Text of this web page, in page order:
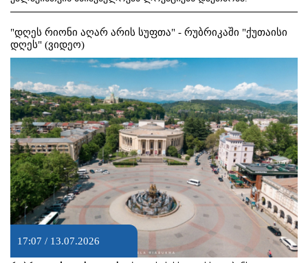
"დღეს რიონი აღარ არის სუფთა" - რუბრიკაში "ქუთაისი
დღეს" (ვიდეო)
17:07 / 13.07.2026